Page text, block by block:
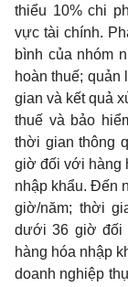
thiểu 10% chi
vực tài chính.
bình của nhóm
hoàn thuế; quản
gian và kết quả
thuế và bảo
thời gian thông
giờ đối với hàng
nhập khẩu. Đến
giờ/năm; thời
dưới 36 giờ đối
hàng hóa nhập
doanh nghiệp